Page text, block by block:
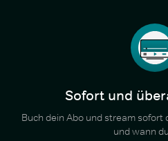
Sofort und
Buch dein Abo und stream
und wann